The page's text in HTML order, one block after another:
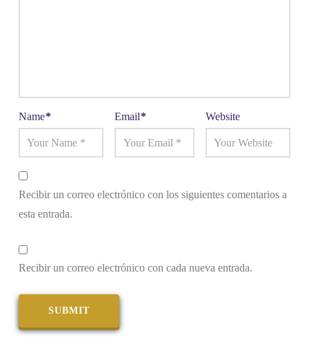
Name* Email* Website
Recibir un correo electrónico con los siguientes comentarios a
esta entrada.
Recibir un correo electrónico con cada nueva entrada.